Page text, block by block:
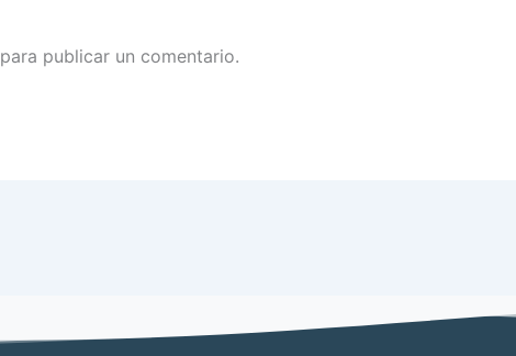
para publicar un comentario.